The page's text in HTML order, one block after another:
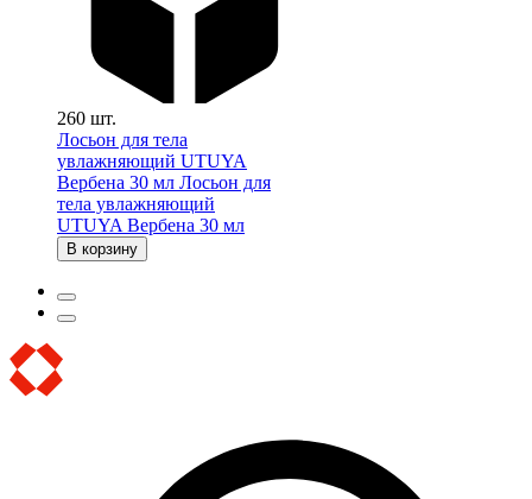
260 шт.
Лосьон для тела
увлажняющий UTUYA
Вербена 30 мл Лосьон для
тела увлажняющий
UTUYA Вербена 30 мл
В корзину